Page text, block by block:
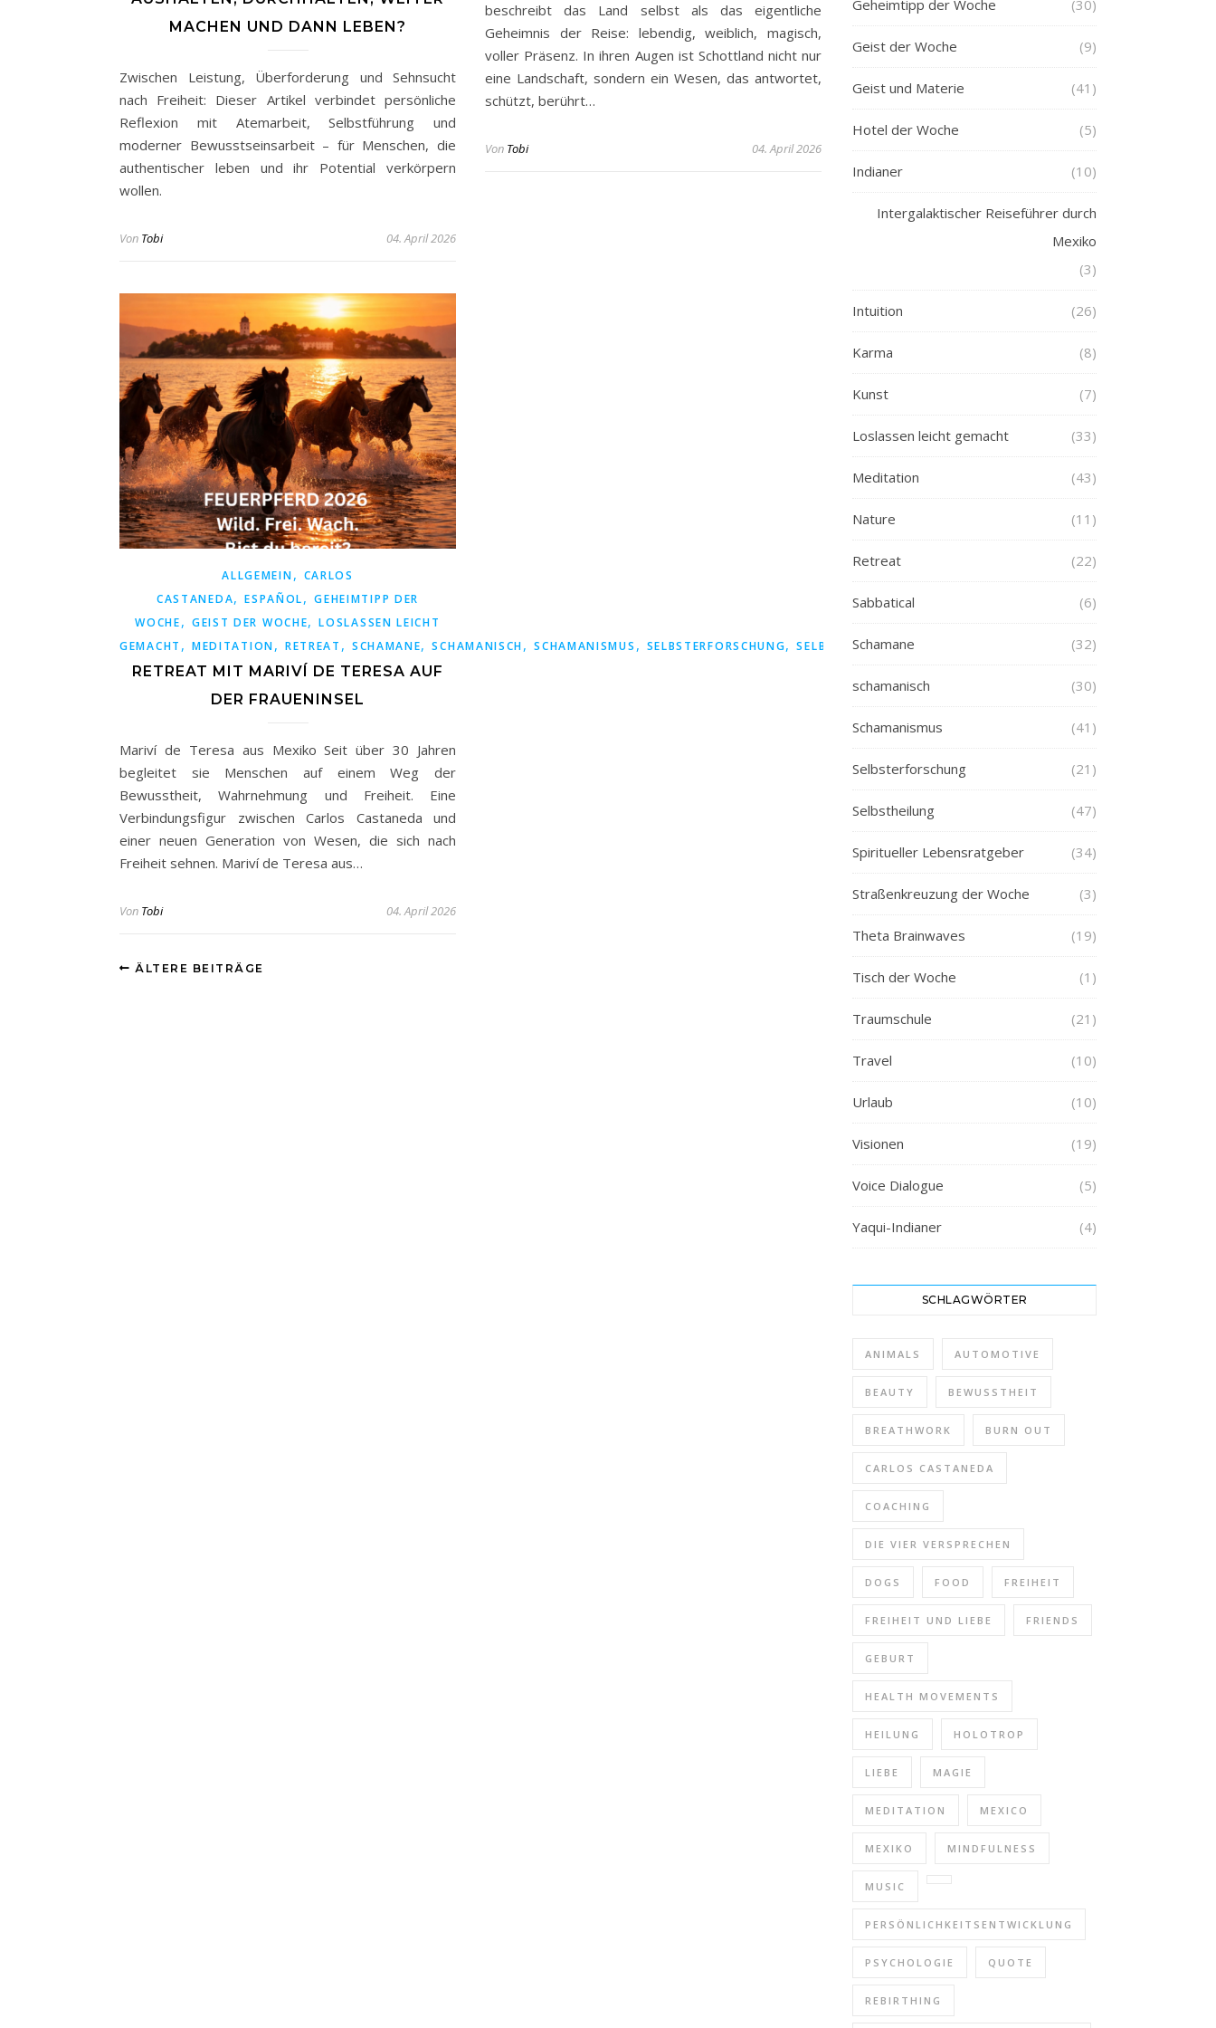
MACHEN UND DANN LEBEN?
Zwischen Leistung, Überforderung und Sehnsucht
nach Freiheit: Dieser Artikel verbindet persönliche
Reflexion mit Atemarbeit, Selbstführung und
moderner Bewusstseinsarbeit – für Menschen, die
authentischer leben und ihr Potential verkörpern
wollen.
Von Tobi 04. April 2026
beschreibt das Land selbst als das eigentliche
Geheimnis der Reise: lebendig, weiblich, magisch,
voller Präsenz. In ihren Augen ist Schottland nicht nur
eine Landschaft, sondern ein Wesen, das antwortet,
schützt, berührt…
Von Tobi 04. April 2026
ALLGEMEIN, CARLOS
CASTANEDA,ESPAÑOL,GEHEIMTIPP DER
WOCHE, GEIST DER WOCHE,LOSLASSEN LEICHT
GEMACHT , MEDITATION, RETREAT , SCHAMANE,SCHAMANISCH,SCHAMANISMUS , SELBSTERFORSCHUNG,SELBSTHEILUNG
RETREAT MIT MARIVÍ DE TERESA AUF
DER FRAUENINSEL
Mariví de Teresa aus Mexiko Seit über 30 Jahren
begleitet sie Menschen auf einem Weg der
Bewusstheit, Wahrnehmung und Freiheit. Eine
Verbindungsfigur zwischen Carlos Castaneda und
einer neuen Generation von Wesen, die sich nach
Freiheit sehnen. Mariví de Teresa aus…
Von Tobi 04. April 2026
ÄLTERE BEITRÄGE
Geheimtipp der Woche (30)
Geist der Woche (9)
Geist und Materie (41)
Hotel der Woche (5)
Indianer (10)
Intergalaktischer Reiseführer durch
Mexiko
(3)
Intuition (26)
Karma (8)
Kunst (7)
Loslassen leicht gemacht (33)
Meditation (43)
Nature (11)
Retreat (22)
Sabbatical (6)
Schamane (32)
schamanisch (30)
Schamanismus (41)
Selbsterforschung (21)
Selbstheilung (47)
Spiritueller Lebensratgeber (34)
Straßenkreuzung der Woche (3)
Theta Brainwaves (19)
Tisch der Woche (1)
Traumschule (21)
Travel (10)
Urlaub (10)
Visionen (19)
Voice Dialogue (5)
Yaqui-Indianer (4)
SCHLAGWÖRTER
ANIMALS AUTOMOTIVE
BEAUTY BEWUSSTHEIT
BREATHWORK BURN OUT
CARLOS CASTANEDA
COACHING
DIE VIER VERSPRECHEN
DOGS FOOD FREIHEIT
FREIHEIT UND LIEBE FRIENDS
GEBURT
HEALTH MOVEMENTS
HEILUNG HOLOTROP
LIEBE MAGIE
MEDITATION MEXICO
MEXIKO MINDFULNESS
MUSIC
PERSÖNLICHKEITSENTWICKLUNG
PSYCHOLOGIE QUOTE
REBIRTHING